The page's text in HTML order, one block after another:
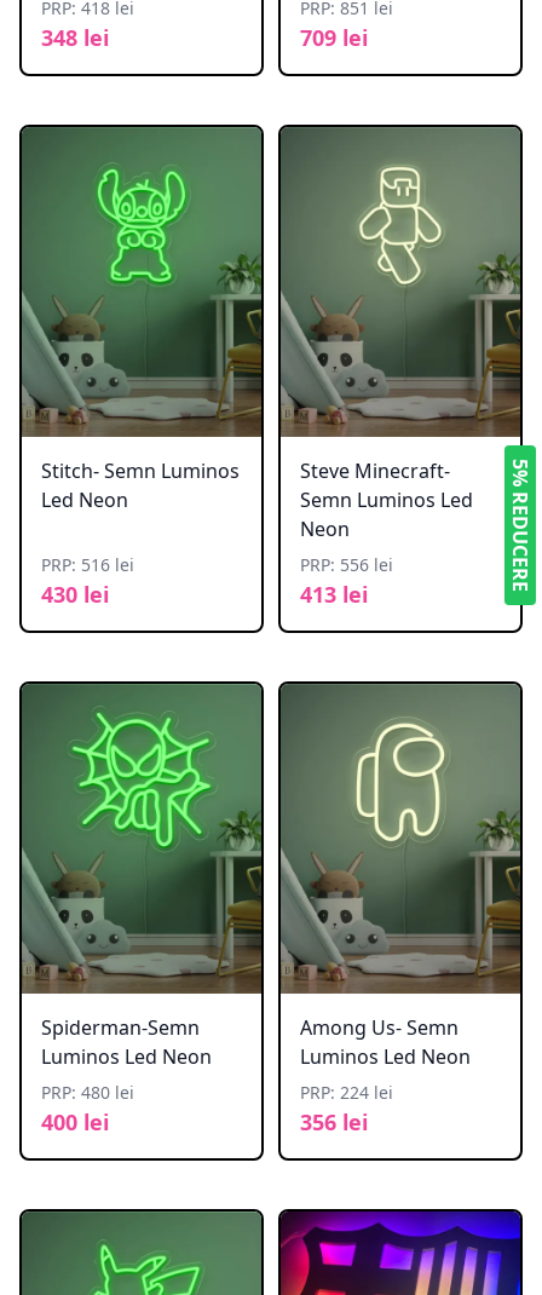
PRP: 418 lei
348 lei
PRP: 851 lei
709 lei
Stitch- Semn Luminos
Led Neon
PRP: 516 lei
430 lei
Steve Minecraft-
Semn Luminos Led
Neon
PRP: 556 lei
413 lei
Spiderman-Semn
Luminos Led Neon
PRP: 480 lei
400 lei
Among Us- Semn
Luminos Led Neon
PRP: 224 lei
356 lei
5% REDUCERE